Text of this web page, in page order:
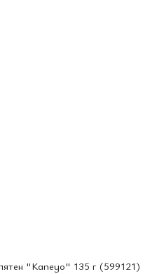
"Kaneyo" 135 г (599121)